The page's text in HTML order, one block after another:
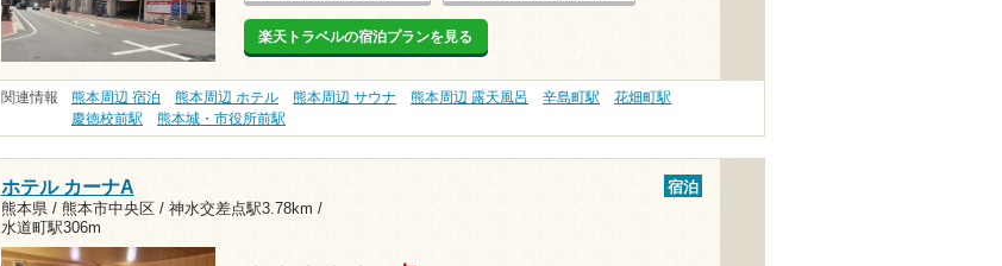
楽天トラベルの宿泊プランを見る
関連情報 熊本周辺 宿泊 熊本周辺 ホテル 熊本周辺 サウナ 熊本周辺 露天風呂 辛島町駅
花畑町駅
慶徳校前駅
熊本城・市役所前駅
ホテル カーナA
熊本県 / 熊本市中央区 / 神水交差点駅3.78km /
水道町駅306m
宿泊